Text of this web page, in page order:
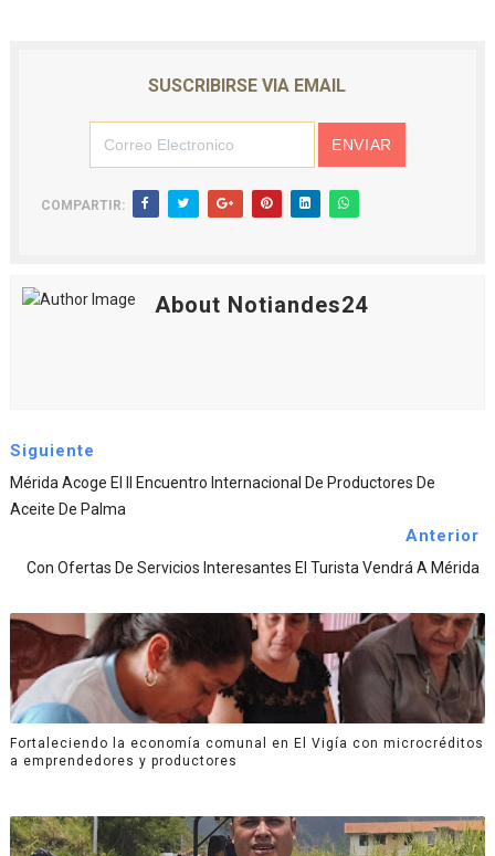
SUSCRIBIRSE VIA EMAIL
COMPARTIR:
About Notiandes24
Siguiente
Mérida Acoge El II Encuentro Internacional De Productores De
Aceite De Palma
Anterior
Con Ofertas De Servicios Interesantes El Turista Vendrá A Mérida
Fortaleciendo la economía comunal en El Vigía con microcréditos
a emprendedores y productores